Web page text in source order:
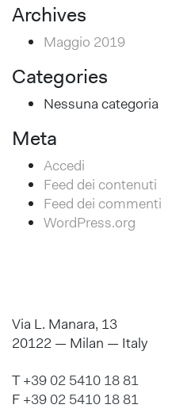
Archives
Maggio 2019
Categories
Nessuna categoria
Meta
Accedi
Feed dei contenuti
Feed dei commenti
WordPress.org
Via L. Manara, 13
20122 — Milan — Italy
T+39 02 5410 18 81
F +39 02 5410 18 81